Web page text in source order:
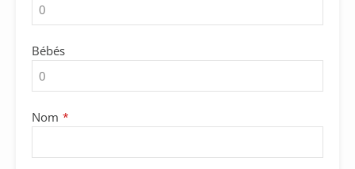
Bébés
Nom *